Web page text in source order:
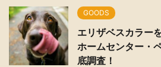
GOODS
エリザベスカラー
ホームセンター・
底調査！